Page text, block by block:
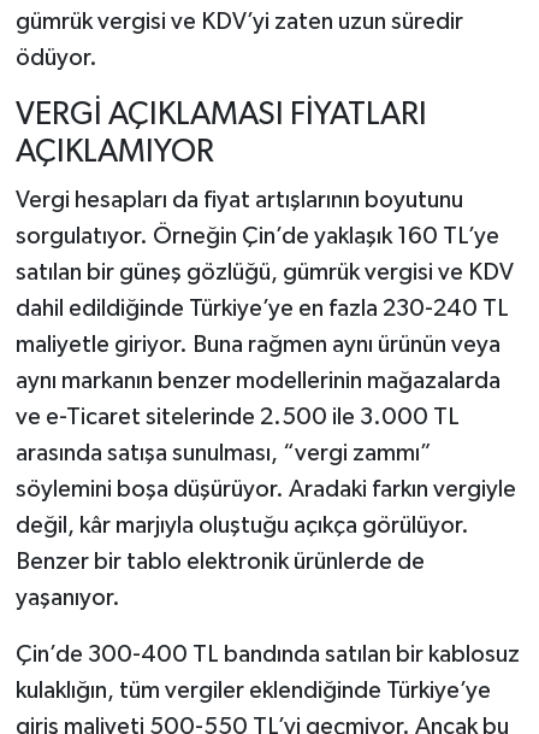
gümrük vergisi ve KDV’yi zaten uzun süredir
ödüyor.
VERGİ AÇIKLAMASI FİYATLARI
AÇIKLAMIYOR
Vergi hesapları da fiyat artışlarının boyutunu
sorgulatıyor. Örneğin Çin’de yaklaşık 160 TL’ye
satılan bir güneş gözlüğü, gümrük vergisi ve KDV
dahil edildiğinde Türkiye’ye en fazla 230-240 TL
maliyetle giriyor. Buna rağmen aynı ürünün veya
aynı markanın benzer modellerinin mağazalarda
ve e-Ticaret sitelerinde 2.500 ile 3.000 TL
arasında satışa sunulması, “vergi zammı”
söylemini boşa düşürüyor. Aradaki farkın vergiyle
değil, kâr marjıyla oluştuğu açıkça görülüyor.
Benzer bir tablo elektronik ürünlerde de
yaşanıyor.
Çin’de 300-400 TL bandında satılan bir kablosuz
kulaklığın, tüm vergiler eklendiğinde Türkiye’ye
giriş maliyeti 500-550 TL’yi geçmiyor. Ancak bu